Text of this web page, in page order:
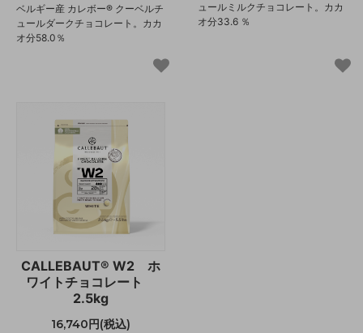
ベルギー産 カレボー® クーベルチ
ュールダークチョコレート。カカ
オ分58.0％
ュールミルクチョコレート。カカ
オ分33.6 ％
CALLEBAUT® W2 ホ
ワイトチョコレート
2.5kg
16,740円(税込)